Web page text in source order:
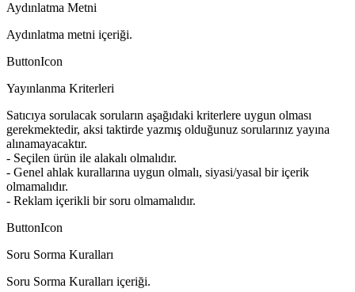
Aydınlatma Metni
Aydınlatma metni içeriği.
ButtonIcon
Yayınlanma Kriterleri
Satıcıya sorulacak soruların aşağıdaki kriterlere uygun olması
gerekmektedir, aksi taktirde yazmış olduğunuz sorularınız yayına
alınamayacaktır.
- Seçilen ürün ile alakalı olmalıdır.
- Genel ahlak kurallarına uygun olmalı, siyasi/yasal bir içerik
olmamalıdır.
- Reklam içerikli bir soru olmamalıdır.
ButtonIcon
Soru Sorma Kuralları
Soru Sorma Kuralları içeriği.